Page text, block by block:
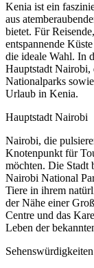
Kenia ist ein
aus
bietet. Für
entspannende
die ideale Wahl. In
Hauptstadt Nairobi,
Nationalparks
Urlaub in Kenia.
Hauptstadt Nairobi
Nairobi, die
Knotenpunkt für
möchten. Die Stadt
Nairobi National
Tiere in ihrem
der Nähe einer
Centre und das
Leben der